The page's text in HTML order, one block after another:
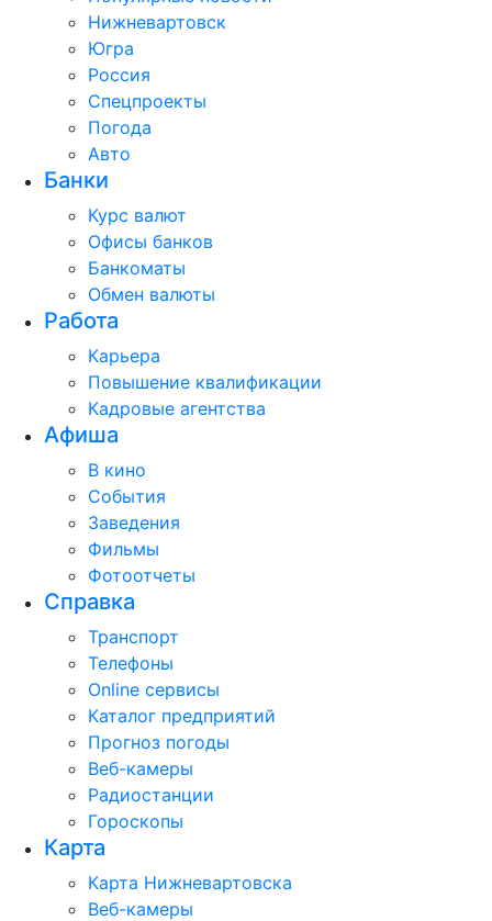
Нижневартовск
Югра
Россия
Спецпроекты
Погода
Авто
Банки
Курс валют
Офисы банков
Банкоматы
Обмен валюты
Работа
Карьера
Повышение квалификации
Кадровые агентства
Афиша
В кино
События
Заведения
Фильмы
Фотоотчеты
Справка
Транспорт
Телефоны
Online сервисы
Каталог предприятий
Прогноз погоды
Веб-камеры
Радиостанции
Гороскопы
Карта
Карта Нижневартовска
Веб-камеры